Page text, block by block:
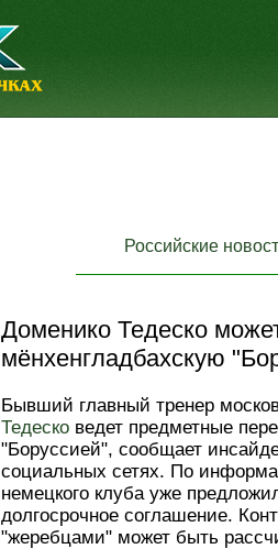
Российские
Доменико Тедеско
мёнхенгладбахскую
Бывший главный тренер
Тедеско ведет предметные
"Боруссией", сообщает
социальных сетях. По
немецкого клуба уже
долгосрочное соглашение.
"жеребцами" может быть